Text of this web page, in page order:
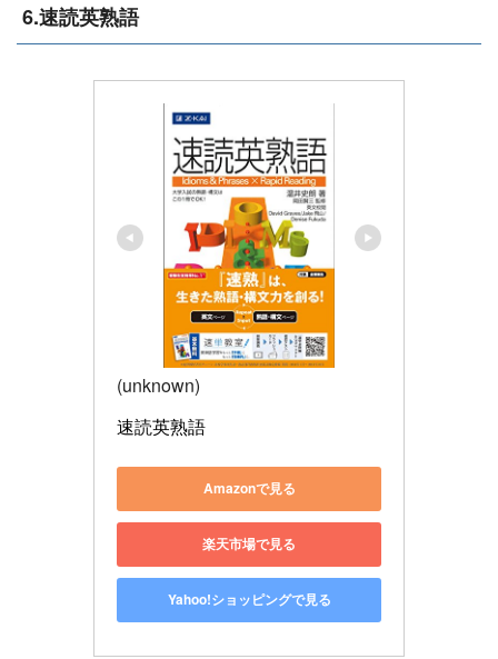
6.速読英熟語
(unknown)
速読英熟語
Amazonで見る
楽天市場で見る
Yahoo!ショッピングで見る